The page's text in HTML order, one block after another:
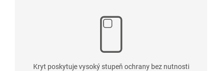
Kryt poskytuje vysoký stupeň ochrany bez nutnosti